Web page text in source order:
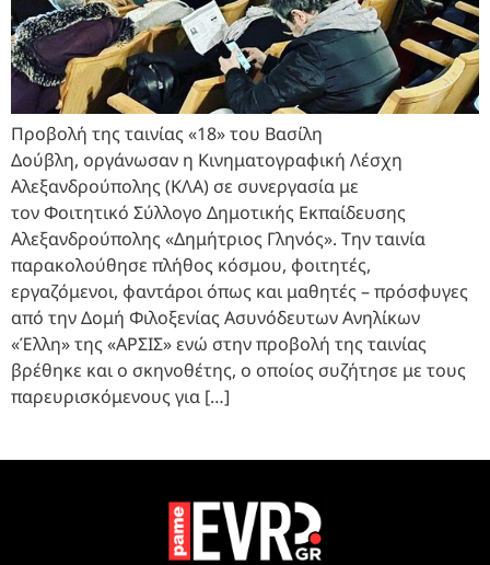
Προβολή της ταινίας «18» του Βασίλη
Δούβλη, οργάνωσαν η Κινηματογραφική Λέσχη
Αλεξανδρούπολης (ΚΛΑ) σε συνεργασία με
τον Φοιτητικό Σύλλογο Δημοτικής Εκπαίδευσης
Αλεξανδρούπολης «Δημήτριος Γληνός». Την ταινία
παρακολούθησε πλήθος κόσμου, φοιτητές,
εργαζόμενοι, φαντάροι όπως και μαθητές – πρόσφυγες
από την Δομή Φιλοξενίας Ασυνόδευτων Ανηλίκων
«Έλλη» της «ΑΡΣΙΣ» ενώ στην προβολή της ταινίας
βρέθηκε και ο σκηνοθέτης, ο οποίος συζήτησε με τους
παρευρισκόμενους για […]